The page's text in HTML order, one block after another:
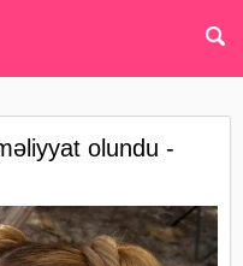
olundu -